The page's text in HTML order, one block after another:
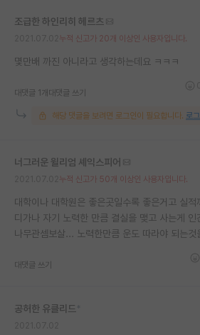
조급한 하인리히 헤르츠
누적 신고가 20개 이상인 사용자입니다.
몇만배 까진 아니라고 생각하는데요 ㅋㅋㅋ
대댓글 1개 대댓글 쓰기
해당 댓글을 보려면 로그인이 필요합니다. 로
너그러운 윌리엄 셰익스피어
누적 신고가 50개 이상인 사용자입니다.
대학이나 대학원은 좋은곳일수록 좋은거고 실적
디가나 자기 노력한 만큼 결실을 맺고 사는게 인
나무관셈보살... 노력한만큼 운도 따라야 되는것
대댓글 쓰기
공허한 유클리드